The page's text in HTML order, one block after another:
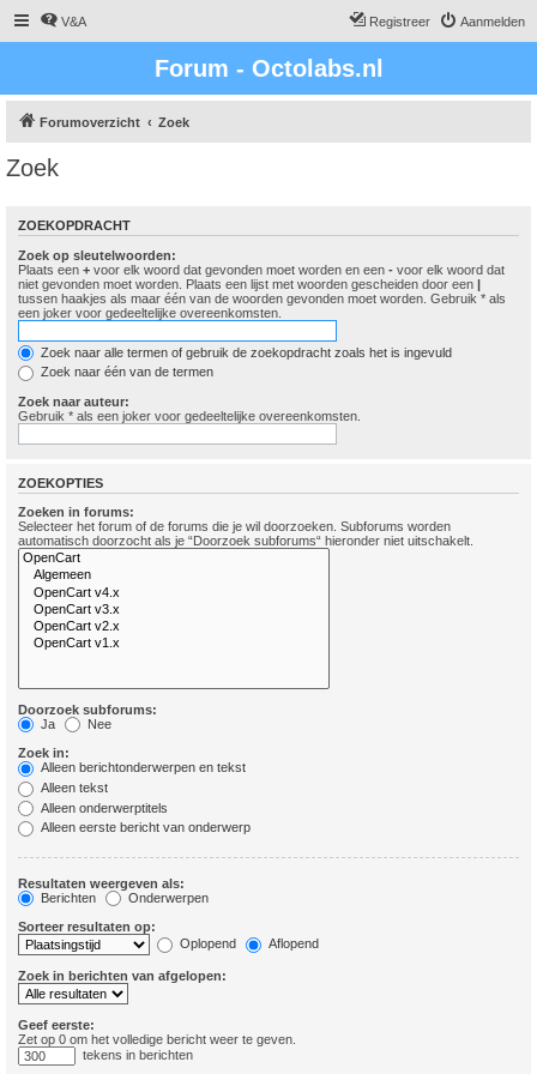
V&A Aanmelden
Registreer
Forum - Octolabs.nl
Forumoverzicht Zoek
Zoek
ZOEKOPDRACHT
Zoek op sleutelwoorden:
Plaats een + voor elk woord dat gevonden moet worden en een - voor elk woord dat
niet gevonden moet worden. Plaats een lijst met woorden gescheiden door een |
tussen haakjes als maar één van de woorden gevonden moet worden. Gebruik * als
een joker voor gedeeltelijke overeenkomsten.
Zoek naar alle termen of gebruik de zoekopdracht zoals het is ingevuld
Zoek naar één van de termen
Zoek naar auteur:
Gebruik * als een joker voor gedeeltelijke overeenkomsten.
ZOEKOPTIES
Zoeken in forums:
Selecteer het forum of de forums die je wil doorzoeken. Subforums worden
automatisch doorzocht als je “Doorzoek subforums“ hieronder niet uitschakelt.
Doorzoek subforums:
Ja
Nee
Zoek in:
Alleen berichtonderwerpen en tekst
Alleen tekst
Alleen onderwerptitels
Alleen eerste bericht van onderwerp
Resultaten weergeven als:
Berichten
Onderwerpen
Sorteer resultaten op:
Oplopend
Aflopend
Zoek in berichten van afgelopen:
Geef eerste:
Zet op 0 om het volledige bericht weer te geven.
tekens in berichten